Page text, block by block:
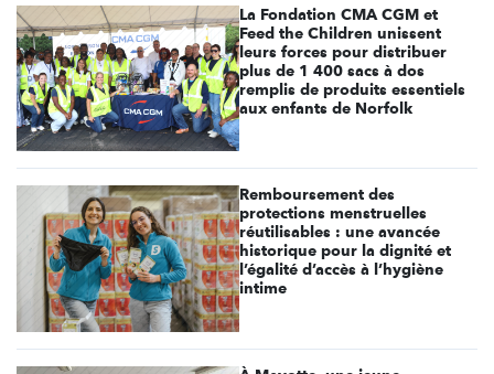
La Fondation CMA CGM et
Feed the Children unissent
leurs forces pour distribuer
plus de 1 400 sacs à dos
remplis de produits essentiels
aux enfants de Norfolk
Remboursement des
protections menstruelles
réutilisables : une avancée
historique pour la dignité et
l’égalité d’accès à l’hygiène
intime